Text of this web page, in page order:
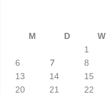
M
D W
1
6
7 8
13
14 15
20
21 22